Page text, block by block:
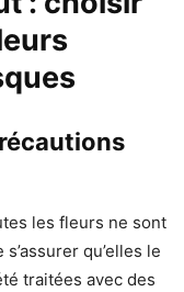
les fleurs ne sont
qu’elles le
traitées avec des